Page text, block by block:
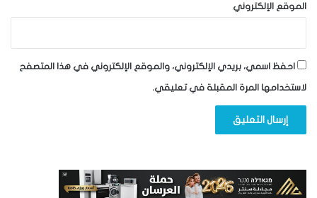
الموقع الإلكتروني
احفظ اسمي، بريدي الإلكتروني، والموقع الإلكتروني في هذا المتصفح
لاستخدامها المرة المقبلة في تعليقي.